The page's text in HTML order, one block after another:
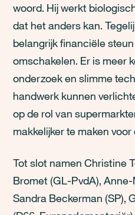
woord. Hij werkt
dat het anders kan.
belangrijk financiële
omschakelen. Er is meer
onderzoek en slimme
handwerk kunnen
op de rol van
makkelijker te maken
Tot slot namen Christine
Bromet (GL-PvdA), Anne-
Sandra Beckerman (SP),